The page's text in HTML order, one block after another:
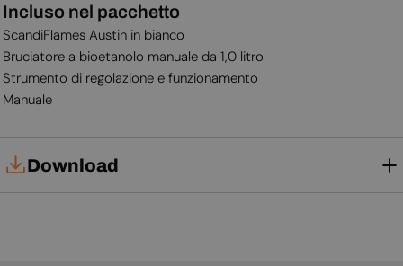
Incluso nel pacchetto
ScandiFlames Austin in bianco
Bruciatore a bioetanolo manuale da 1,0 litro
Strumento di regolazione e funzionamento
Manuale
Download